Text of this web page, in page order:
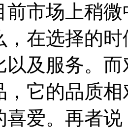
前市场上稍
，在选择的
以及服务。
，它的品质
喜爱。再者